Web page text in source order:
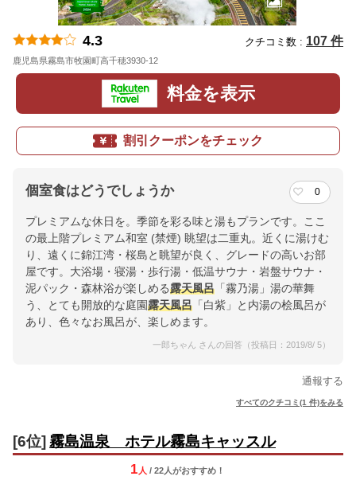
4.3 クチコミ数 : 107 件
鹿児島県霧島市牧園町高千穂3930-12
料金を表示
割引クーポンをチェック
個室食はどうでしょうか 0
プレミアムな休日を。季節を彩る味と湯もプランです。ここ
の最上階プレミアム和室 (禁煙) 眺望は二重丸。近くに湯けむ
り、遠くに錦江湾・桜島と眺望が良く、グレードの高いお部
屋です。大浴場・寝湯・歩行湯・低温サウナ・岩盤サウナ・
泥パック・森林浴が楽しめる露天風呂 「霧乃湯」湯の華舞
う、とても開放的な庭園露天風呂 「白紫」と内湯の桧風呂が
あり、色々なお風呂が、楽しめます。
一郎ちゃん さんの回答（投稿日：2019/8/ 5）
通報する
すべてのクチコミ(1 件)をみる
[6位] 霧島温泉 ホテル霧島キャッスル
1 人 / 22人がおすすめ！